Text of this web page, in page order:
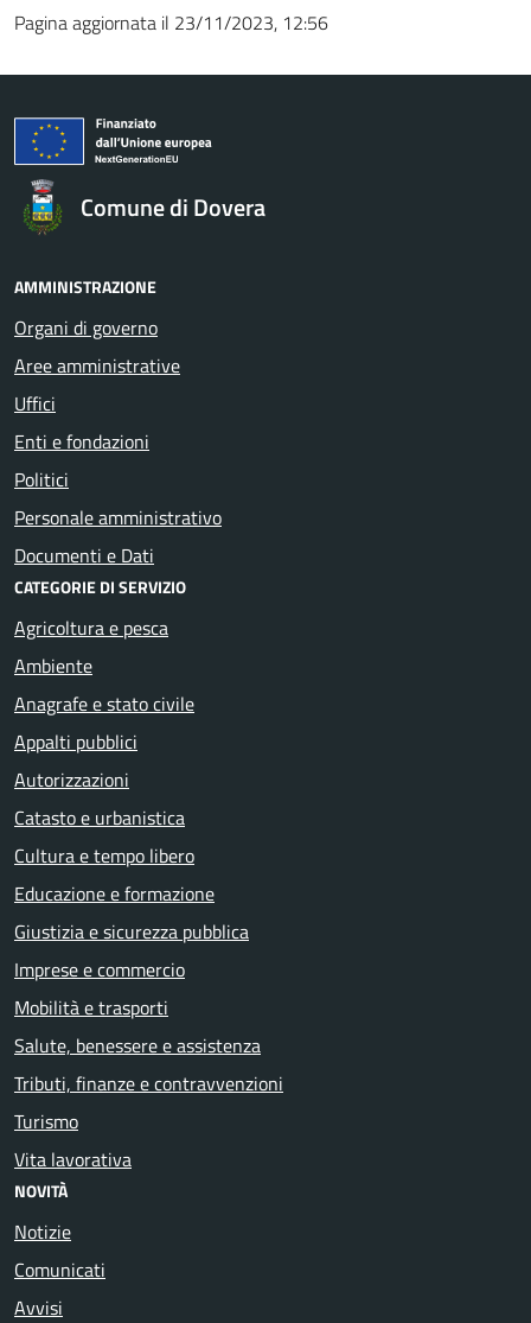
Pagina aggiornata il 23/11/2023, 12:56
Comune di Dovera
AMMINISTRAZIONE
Organi di governo
Aree amministrative
Uffici
Enti e fondazioni
Politici
Personale amministrativo
Documenti e Dati
CATEGORIE DI SERVIZIO
Agricoltura e pesca
Ambiente
Anagrafe e stato civile
Appalti pubblici
Autorizzazioni
Catasto e urbanistica
Cultura e tempo libero
Educazione e formazione
Giustizia e sicurezza pubblica
Imprese e commercio
Mobilità e trasporti
Salute, benessere e assistenza
Tributi, finanze e contravvenzioni
Turismo
Vita lavorativa
NOVITÀ
Notizie
Comunicati
Avvisi